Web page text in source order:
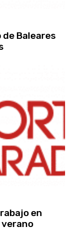
de Baleares
en
verano